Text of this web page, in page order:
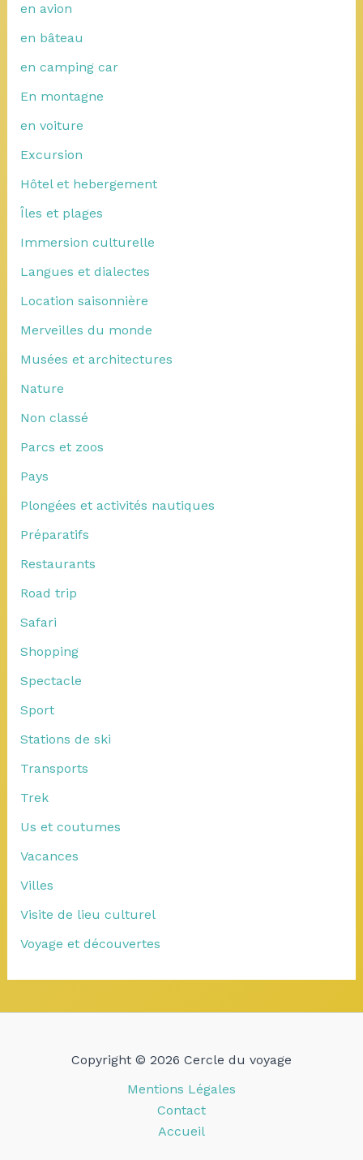
en avion
en bâteau
en camping car
En montagne
en voiture
Excursion
Hôtel et hebergement
Îles et plages
Immersion culturelle
Langues et dialectes
Location saisonnière
Merveilles du monde
Musées et architectures
Nature
Non classé
Parcs et zoos
Pays
Plongées et activités nautiques
Préparatifs
Restaurants
Road trip
Safari
Shopping
Spectacle
Sport
Stations de ski
Transports
Trek
Us et coutumes
Vacances
Villes
Visite de lieu culturel
Voyage et découvertes
Copyright © 2026 Cercle du voyage
Mentions Légales
Contact
Accueil